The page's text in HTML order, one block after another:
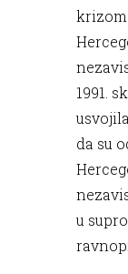
krizom
1991.
da su
u